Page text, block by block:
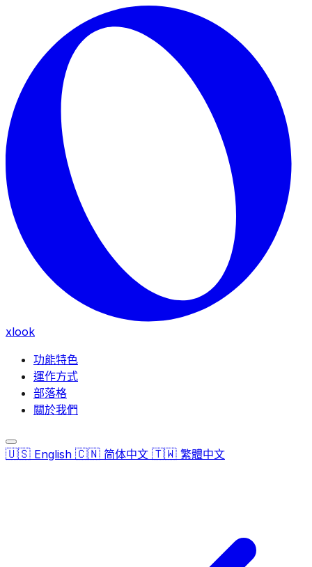
Skip to main content
xlook
功能特色
運作方式
部落格
關於我們
🇺🇸 English 🇨🇳 简体中文 🇹🇼 繁體中文